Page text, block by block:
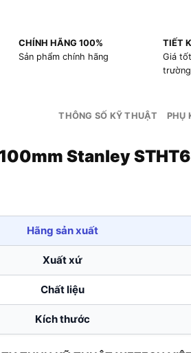
CHÍNH HÃNG 100%
Sản phẩm chính hãng
TIẾT
Giá
trường
THÔNG SỐ KỸ THUẬT PHỤ
Stanley
Hãng sản xuất
Xuất xứ
Chất liệu
Kích thước